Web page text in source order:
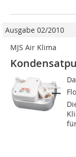
Ausgabe 02/2010
MJS Air Klima